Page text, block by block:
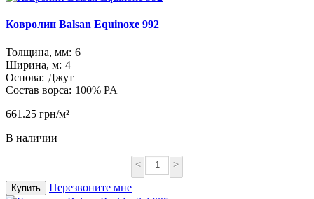
Ковролин Balsan Equinoxe 992
Толщина, мм: 6
Ширина, м: 4
Основа: Джут
Состав ворса: 100% PA
661.25 грн/м²
В наличии
< >
Купить Перезвоните мне